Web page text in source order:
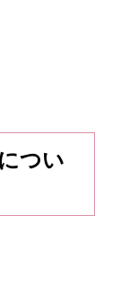
つい